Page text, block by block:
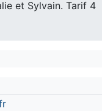
et Sylvain. Tarif 4